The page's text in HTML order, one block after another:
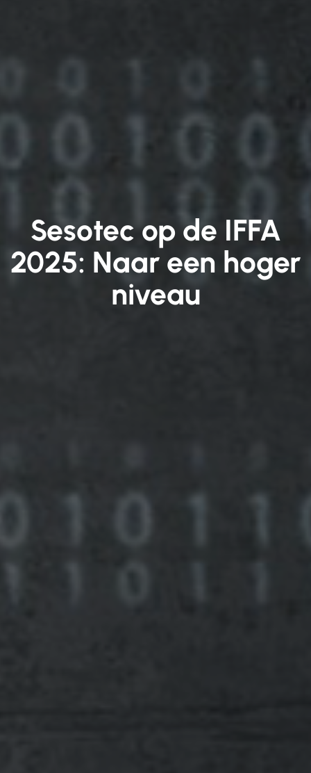
Sesotec op de IFFA
2025: Naar een hoger
niveau